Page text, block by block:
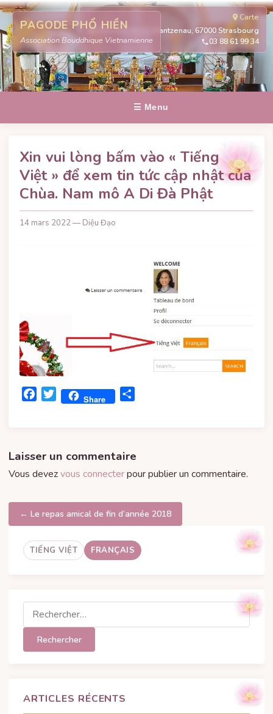
PAGODE PHỔ HIỀN
Association Bouddhique Vietnamienne
Carte
311 route de la Wantzenau, 67000 Strasbourg
03 88 61 99 34
☰ Menu
Xin vui lòng bấm vào « Tiếng
Việt » để xem tin tức cập nhật của
Chùa. Nam mô A Di Đà Phật
14 mars 2022 — Diệu Đạo
Facebook
TwitterShare
Laisser un commentaire
Vous devezvous connecterpour publier un commentaire.
Navigation
l’article
← Le repas amical de fin d’année 2018
TIẾNG VIỆT FRANÇAIS
Rechercher :
ARTICLES RÉCENTS